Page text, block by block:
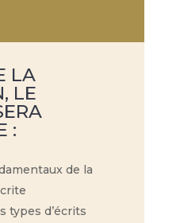
LA
LE
:
de la
types d’écrits